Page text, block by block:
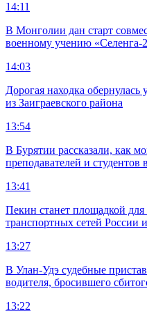
14:11
В Монголии дан старт
военному учению «Селенга-
14:03
Дорогая находка
из Заиграевского района
13:54
В Бурятии рассказали, как
преподавателей и студентов
13:41
Пекин станет площадкой
транспортных сетей
13:27
В Улан-Удэ судебные
водителя, бросившего
13:22